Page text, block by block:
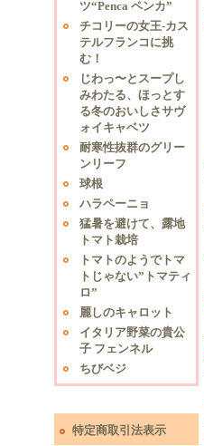
ツ“Penca ペンカ”
チコリーの女王-カス
テルフランコに挑
む！
じわっ〜とスープし
みわたる、ほっとす
る冬のおいしさサヴ
ォイキャベツ
耐寒性抜群のグリー
ンリーフ
球根
ハラペーニョ
猛暑を避けて、露地
トマト栽培
トマトのようでトマ
トじゃない”トマティ
ロ”
麗しのキャロット
イタリア野菜の貴公
子 フェンネル
ちびベジ
特定商取引法表示